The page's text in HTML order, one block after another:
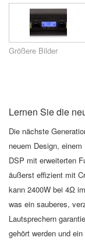
Größere Bilder
Lernen Sie die
Die nächste
neuem Design,
DSP mit erweiterten
äußerst effizient mit
kann 2400W bei 4Ω
was ein sauberes,
Lautsprechern
gehört werden und